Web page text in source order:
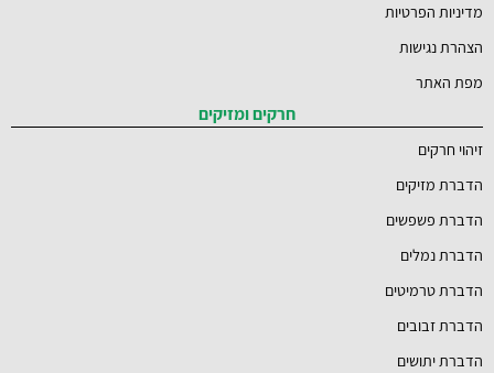
מדיניות הפרטיות
הצהרת נגישות
מפת האתר
חרקים ומזיקים
זיהוי חרקים
הדברת מזיקים
הדברת פשפשים
הדברת נמלים
הדברת טרמיטים
הדברת זבובים
הדברת יתושים